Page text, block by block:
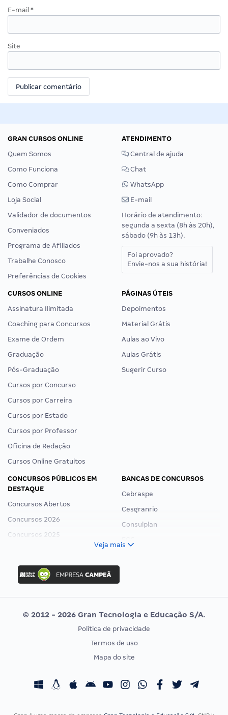
E-mail *
Site
GRAN CURSOS ONLINE
Quem Somos
Como Funciona
Como Comprar
Loja Social
Validador de documentos
Conveniados
Programa de Afiliados
Trabalhe Conosco
Preferências de Cookies
ATENDIMENTO
Central de ajuda
Chat
WhatsApp
E-mail
Horário de atendimento:
segunda a sexta (8h às 20h),
sábado (9h às 13h).
Foi aprovado?
Envie-nos a sua história!
CURSOS ONLINE
Assinatura Ilimitada
Coaching para Concursos
Exame de Ordem
Graduação
Pós-Graduação
Cursos por Concurso
Cursos por Carreira
Cursos por Estado
Cursos por Professor
Oficina de Redação
Cursos Online Gratuitos
PÁGINAS ÚTEIS
Depoimentos
Material Grátis
Aulas ao Vivo
Aulas Grátis
Sugerir Curso
CONCURSOS PÚBLICOS EM
DESTAQUE
Concursos Abertos
Concursos 2026
Concursos 2025
Concurso Ibama
Concurso MPU
Editais publicados
BANCAS DE CONCURSOS
Cebraspe
Cesgranrio
Consulplan
Vunesp
CONCURSOS POR PROFISSÃO
Concursos Fiscais
EXAME DE ORDEM
Calendário OAB
Veja mais
© 2012 - 2026 Gran Tecnologia e Educação S/A.
Política de privacidade
Termos de uso
Mapa do site